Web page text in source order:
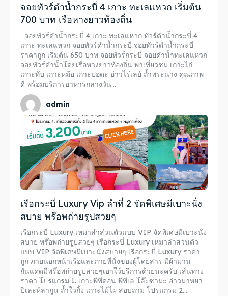
จอยทัวร์ดำน้ำกระบี่ 4 เกาะ ทะเลแหวก เริ่มต้น
700 บาท เรือหางยาวท้องถิ่น
จอยทัวร์ดำน้ำกระบี่ 4 เกาะ ทะเลแหวก ทัวร์ดำน้ำกระบี่ 4
เกาะ ทะเลแหวก จอยทัวร์ดำน้ำกระบี่ จอยทัวร์ดำน้ำกระบี่
ราคาถูก เริ่มต้น 650 บาท จอยทัวร์กระบี่ จอยดำน้ำทะเลแหวก
จอยทัวร์ดำน้ำโดยเรือหางยาวท้องถิ่น พาเที่ยวชม เกาะไก่
เกาะทับ เกาะหม้อ เกาะปอดะ อ่าวไร่เลย์ ถ้ำพระนาง คุณภาพ
ดี พร้อมบริการอาหารกลางวัน...
admin
เรือกระบี่ Luxury Vip ลำที่ 2 จัดพิเศษมีเบาะนั่ง
สบาย พร๊อพถ่ายรูปสวยๆ
เรือกระบี่ Luxury เหมาลำส่วนตัวแบบ VIP จัดพิเศษมีเบาะนั่ง
สบาย พร๊อพถ่ายรูปสวยๆ เรือกระบี่ Luxury เหมาลำส่วนตัว
แบบ VIP จัดพิเศษมีเบาะนั่งสบายๆ เรือกระบี่ Luxury ราคา
ถูก ภายนอกหน้าเรือและภายที่นั่งของผู้โดยสาร มีผ้าม่าน
กันแดดมีพร๊อพถ่ายรูปสวยๆเอาใว้บริการด้วยนะครับ เส้นทาง
ราคา โปรแกรม 1. เกาะพีพีดอน พีพีเล โล๊ะซามะ อ่าวมาหยา
ปิเละห์ลากูน ถ้ำใวกิ้ง เกาะไม้ไผ่ สอบถาม โปรแกรม 2....